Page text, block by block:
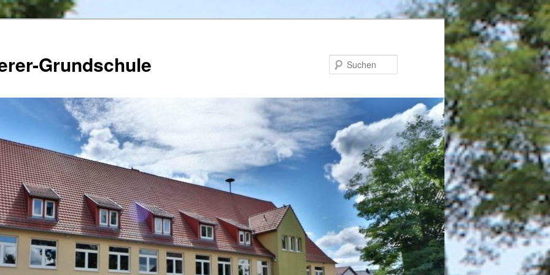
Grundschule